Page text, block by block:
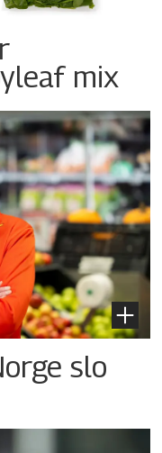
mix
slo